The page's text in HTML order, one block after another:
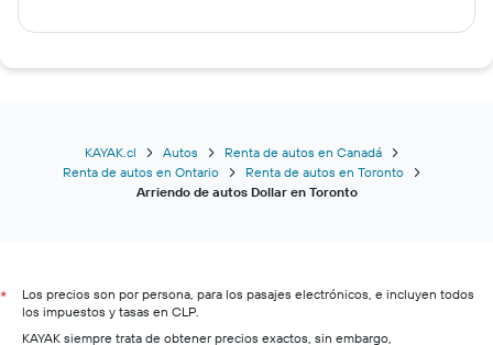
KAYAK.cl Autos
Renta de autos en Canadá
Renta de autos en Ontario
Renta de autos en Toronto
Arriendo de autos Dollar en Toronto
*
Los precios son por persona, para los pasajes electrónicos, e incluyen todos
los impuestos y tasas en CLP.
KAYAK siempre trata de obtener precios exactos, sin embargo,